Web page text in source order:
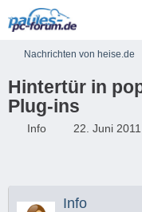
Nachrichten von heise.de
Hintertür in
Plug-ins
Info 22. Juni
Info